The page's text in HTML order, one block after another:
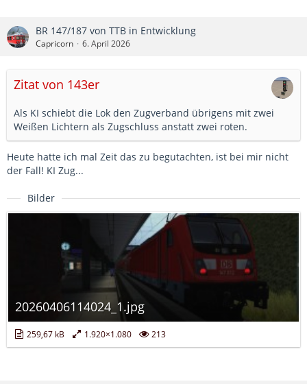
BR 147/187 von TTB in Entwicklung
Capricorn 6. April 2026
Zitat von 143er
Als KI schiebt die Lok den Zugverband übrigens mit zwei
Weißen Lichtern als Zugschluss anstatt zwei roten.
Heute hatte ich mal Zeit das zu begutachten, ist bei mir nicht
der Fall! KI Zug...
Bilder
20260406114024_1.jpg
259,67 kB 1.920×1.080 213